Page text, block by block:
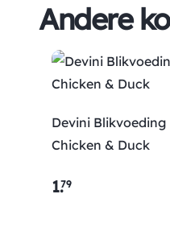
Andere
Devini Blikvoeding
Chicken & Duck
1.79